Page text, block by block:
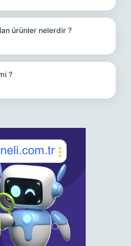
ürünler nelerdir ?
?